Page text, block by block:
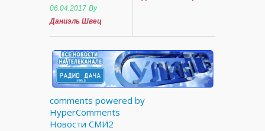
06.04.2017 By
Даниэль Швец
comments powered by
HyperComments
Новости СМИ2